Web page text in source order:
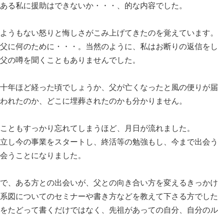
る私に援助はできないか・・・、的な内容でした。
うもない怒りと悔しさがこみ上げてきたのを覚えています
に何のために・・・。当然のように、私はお断りの返信を
の噂を聞くこともありませんでした。
年ほど経った頃でしょうか、父が亡くなったと風の便りが
れたのか、どこに埋葬されたのかも分かりません。
ともすっかり忘れてしまうほど、月日が流れました。
し今の事業をスタートし、終活等の勉強もし、今まで出会
うことになりました。
、ある方との出会いが、父との向き合い方を変えるきっか
図についてのセミナーや書き方などを教えて下さる方でし
たどって書くだけではなく、先祖があっての自分、自分の